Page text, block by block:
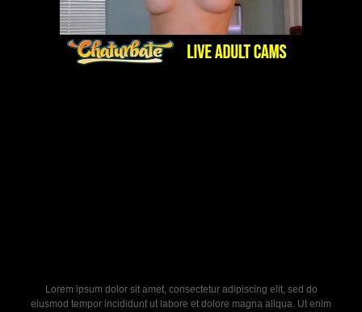
Lorem ipsum dolor sit amet, consectetur adipiscing elit, sed do
eiusmod tempor incididunt ut labore et dolore magna aliqua. Ut enim